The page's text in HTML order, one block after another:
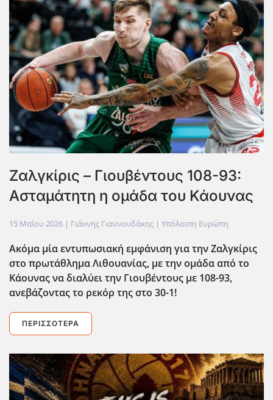
Ζαλγκίρις – Γιουβέντους 108-93:
Ασταμάτητη η ομάδα του Κάουνας
15 Μαΐου 2026 | Γιάννης Γιαννουδάκης | Υπόλοιπη Ευρώπη
Ακόμα μία εντυπωσιακή εμφάνιση για την Ζαλγκίρις
στο πρωτάθλημα Λιθουανίας, με την ομάδα από το
Κάουνας να διαλύει την Γιουβέντους με 108-93,
ανεβάζοντας το ρεκόρ της στο 30-1!
ΠΕΡΙΣΣΌΤΕΡΑ